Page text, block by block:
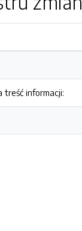
treść informacji: